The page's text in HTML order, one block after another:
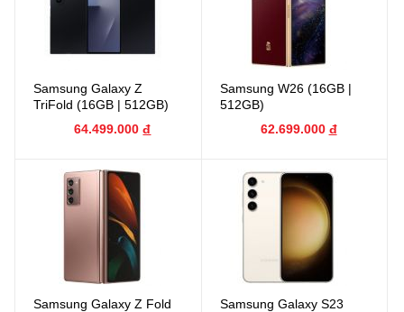
Samsung Galaxy Z
TriFold (16GB | 512GB)
64.499.000 đ
Samsung W26 (16GB |
512GB)
62.699.000 đ
Samsung Galaxy Z Fold
Samsung Galaxy S23